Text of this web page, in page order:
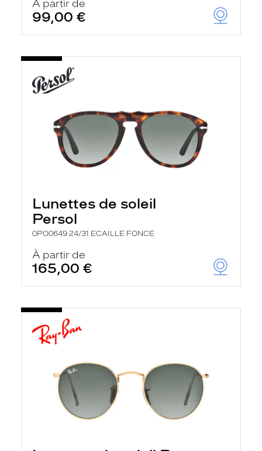
À partir de
99,00 €
Lunettes de soleil
Persol
0PO0649 24/31 ECAILLE FONCE
À partir de
165,00 €